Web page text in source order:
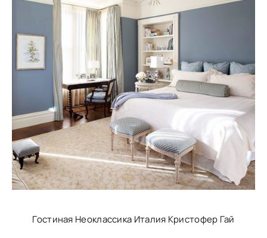
Гостиная Неоклассика Италия Кристофер Гай